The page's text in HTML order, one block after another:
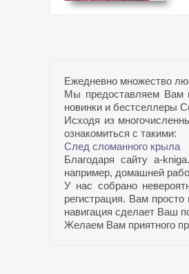
Ежедневно множество
Мы предоставляем Вам
новинки и бестселлеры
Исходя из
ознакомиться с такими:
След сломанного крыла
Благодаря сайту a-
например, домашней
У нас собрано
регистрация. Вам
навигация сделает Ваш
Желаем Вам приятного